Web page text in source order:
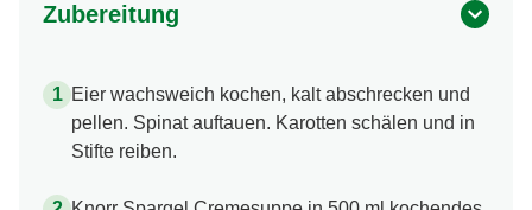
Zubereitung
Eier wachsweich kochen, kalt abschrecken und
pellen. Spinat auftauen. Karotten schälen und in
Stifte reiben.